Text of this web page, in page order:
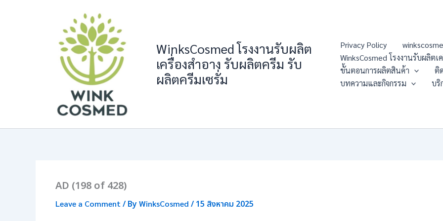
WinksCosmed โรงงานรับผลิต
เครื่องสำอาง รับผลิตครีม รับ
ผลิตครีมเซรั่ม
Privacy Policy
WinksCosmed โรงงานรับผลิต
ขั้นตอนการผลิตสินค้า
ติ
บทความและกิจกรรม
บริ
AD (198 of 428)
Leave a Comment / ByWinksCosmed / 15 สิงหาคม 2025